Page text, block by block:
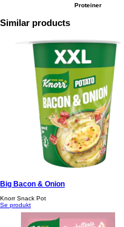
Proteiner
Similar products
Big Bacon & Onion
Knorr Snack Pot
Se produkt